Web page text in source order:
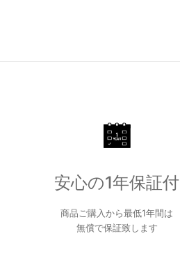
安心の1年保証付
商品ご購入から最低1年間は
無償で保証致します